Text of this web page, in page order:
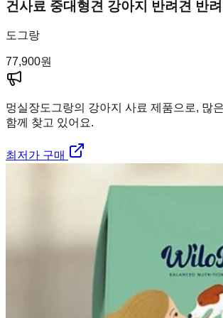
건사료 중대형견 강아지 반려견 반
도그랑
77,900원
멍실장도그랑의 강아지 사료 제품으로, 많
함께 찾고 있어요.
최저가 구매